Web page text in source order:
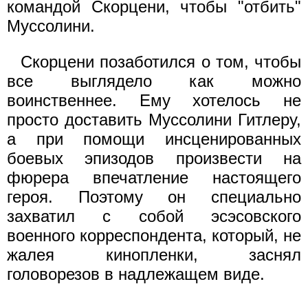
командой Скорцени, чтобы "отбить"
Муссолини.
Скорцени позаботился о том, чтобы
все выглядело как можно
воинственнее. Ему хотелось не
просто доставить Муссолини Гитлеру,
а при помощи инсценированных
боевых эпизодов произвести на
фюрера впечатление настоящего
героя. Поэтому он специально
захватил с собой эсэсовского
военного корреспондента, который, не
жалея кинопленки, заснял
головорезов в надлежащем виде.